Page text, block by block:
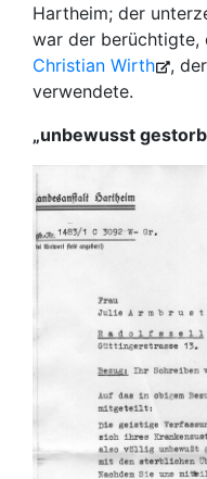
Hartheim; der
war der berüchtigte,
Christian Wirth
,
verwendete.
„unbewusst